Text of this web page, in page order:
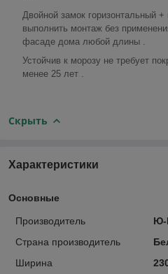
Двойной замок горизонтальный
выполнить монтаж без
фасаде дома любой длины .
Устойчив к морозу не требует
менее 25 лет .
Скрыть
Характеристики
Основные
Производитель
Ю-
Страна производитель
Ширина